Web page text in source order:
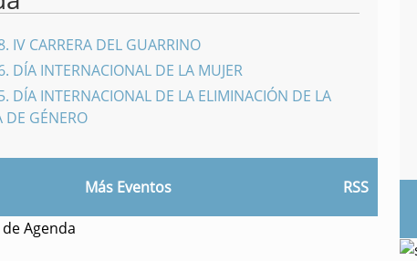
. IV CARRERA DEL GUARRINO
. DÍA INTERNACIONAL DE LA MUJER
. DÍA INTERNACIONAL DE LA ELIMINACIÓN DE LA
DE GÉNERO
Más Eventos RSS